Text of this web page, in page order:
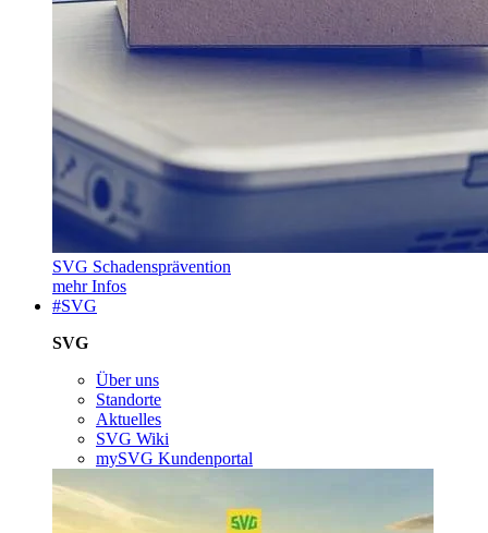
SVG Schadensprävention
mehr Infos
#SVG
SVG
Über uns
Standorte
Aktuelles
SVG Wiki
mySVG Kundenportal